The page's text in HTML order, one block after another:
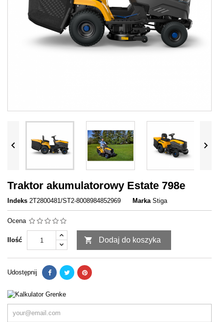
 
Traktor akumulatorowy Estate 798e
Indeks 2T2800481/ST2-8008984852969 Marka Stiga
Ocena
Ilość  Dodaj do koszyka
Udostępnij